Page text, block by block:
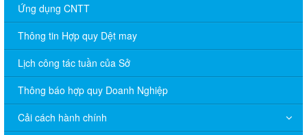
Ứng dụng CNTT
Thông tin Hợp quy Dệt may
Lịch công tác tuần của Sở
Thông báo hợp quy Doanh Nghiệp
Cải cách hành chính